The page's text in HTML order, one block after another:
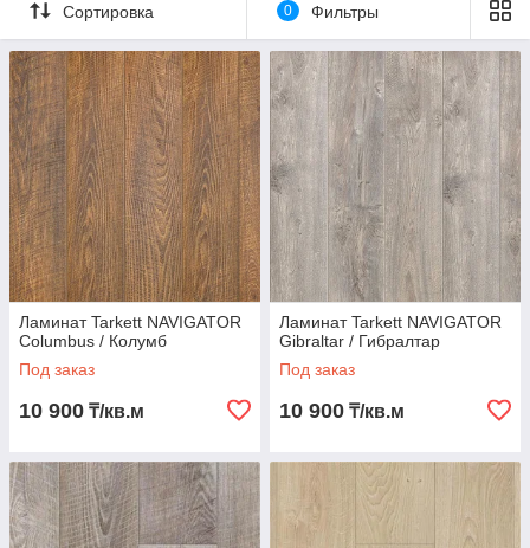
швартовый. Курс на приключения!
Сортировка 0 Фильтры
Ламинат Tarkett NAVIGATOR
Columbus / Колумб
Под заказ
10 900 ₸/кв.м
Ламинат Tarkett NAVIGATOR
Gibraltar / Гибралтар
Под заказ
10 900 ₸/кв.м